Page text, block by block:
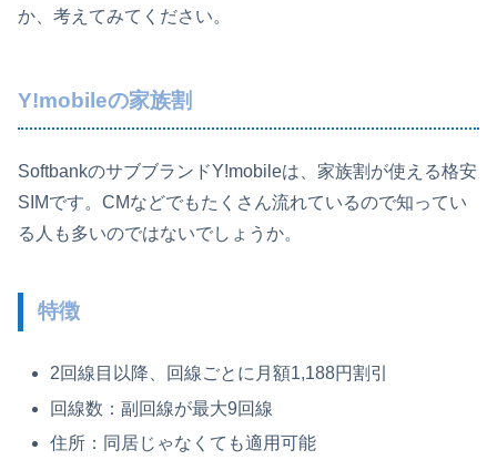
か、考えてみてください。
Y!mobileの家族割
SoftbankのサブブランドY!mobileは、家族割が使える格安
SIMです。CMなどでもたくさん流れているので知ってい
る人も多いのではないでしょうか。
特徴
2回線目以降、回線ごとに月額1,188円割引
回線数：副回線が最大9回線
住所：同居じゃなくても適用可能